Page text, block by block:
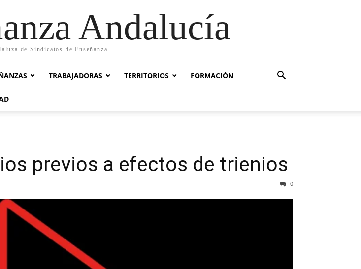
Andalucía
de Sindicatos de Enseñanza
TRABAJADORAS TERRITORIOS FORMACIÓN
previos a efectos de trienios
0